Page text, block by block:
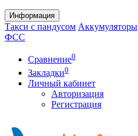
Информация
Такси с пандусом Аккумуляторы
ФСС
Сравнение0
Закладки0
Личный кабинет
Авторизация
Регистрация